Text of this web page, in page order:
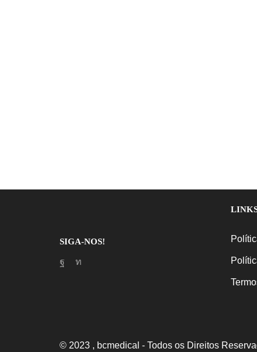
SIGA-NOS!
Facebook
© 2023 , bcmedical - Todos os Direitos